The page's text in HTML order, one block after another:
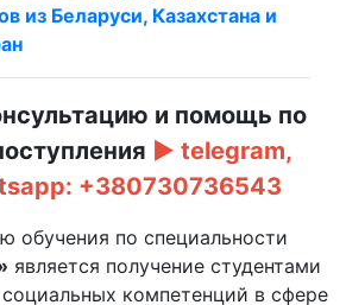
из Беларуси, Казахстана и
и помощь по
► telegram,
+380730736543
обучения по специальности
является получение студентами
компетенций в сфере